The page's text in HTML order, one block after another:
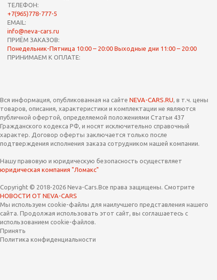
ТЕЛЕФОН:
+7(965)778-777-5
EMAIL:
info@neva-cars.ru
ПРИЁМ ЗАКАЗОВ:
Понедельник-Пятница 10:00 – 20:00 Выходные дни 11:00 – 20:00
ПРИНИМАЕМ К ОПЛАТЕ:
Вся информация, опубликованная на сайте NEVA-CARS.RU, в т.ч. цены
товаров, описания, характеристики и комплектации не являются
публичной офертой, определяемой положениями Статьи 437
Гражданского кодекса РФ, и носят исключительно справочный
характер. Договор оферты заключается только после
подтверждения исполнения заказа сотрудником нашей компании.
Нашу правовую и юридическую безопасность осуществляет
юридическая компания "Ломакс"
Copyright © 2018-2026 Neva-Cars.Все права защищены. Смотрите
НОВОСТИ ОТ NEVA-CARS
Мы используем cookie-файлы для наилучшего представления нашего
сайта. Продолжая использовать этот сайт, вы соглашаетесь с
использованием cookie-файлов.
Принять
Политика конфиденциальности